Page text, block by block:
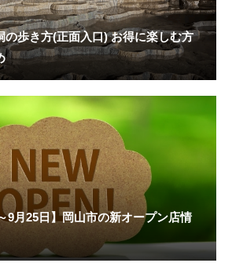
の歩き方(正面入口) お得に楽しむ方
9月25日】岡山市の新オープン店情